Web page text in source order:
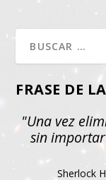
FRASE DE
"Una vez
sin
Sherlock